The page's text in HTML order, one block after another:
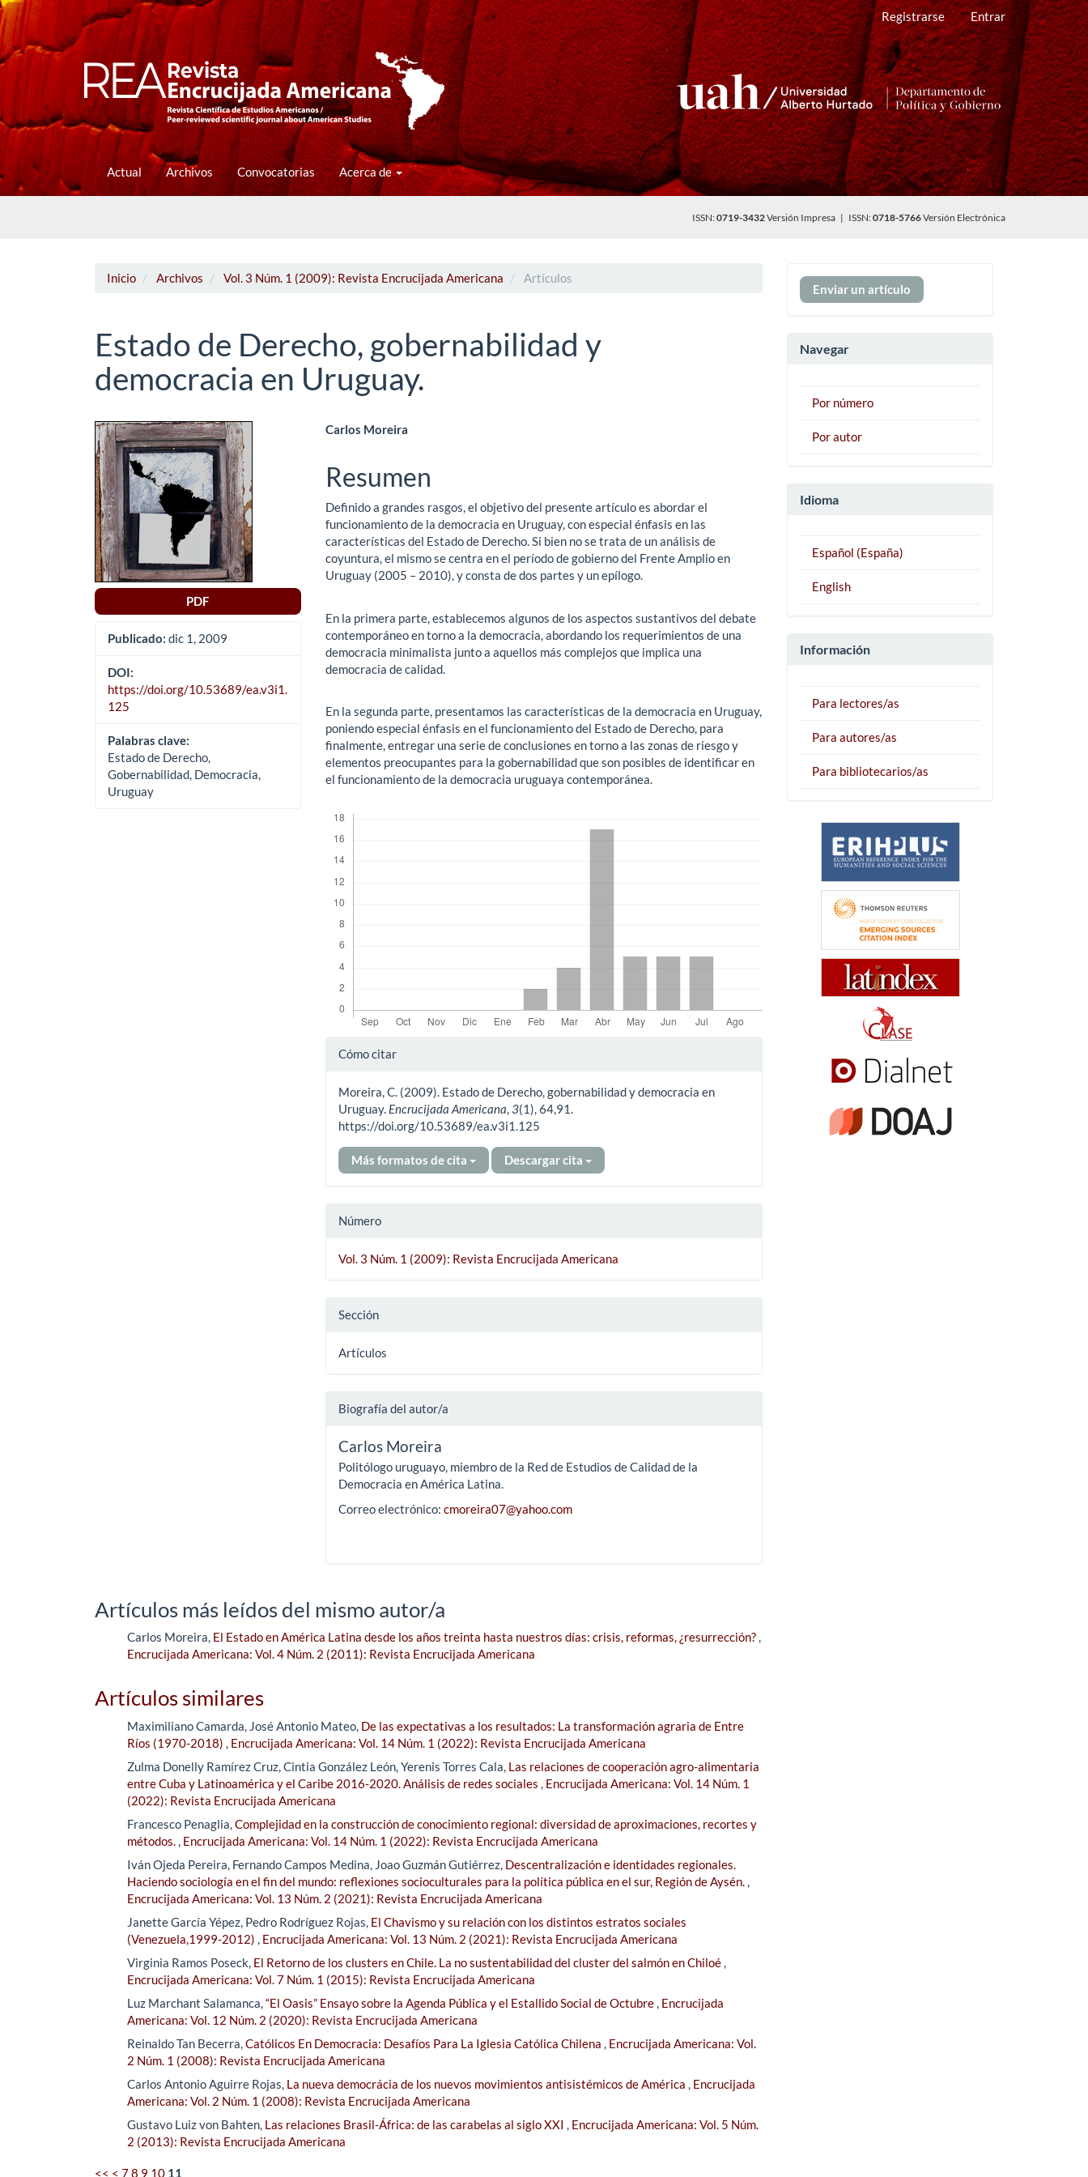
Navegación
Contenido
principal
Barra
Registrarse Entrar
Actual Archivos Convocatorias Acerca de
ISSN:0719-3432Versión Impresa | ISSN:0718-5766Versión Electrónica
Inicio Archivos Vol. 3 Núm. 1 (2009): Revista Encrucijada Americana Artículos
Estado de Derecho, gobernabilidad y
democracia en Uruguay.
Barra
lateral
del
artículo
PDF
Publicado: dic 1, 2009
DOI:
https://doi.org/10.53689/ea.v3i1.
125
Palabras clave:
Estado de Derecho,
Gobernabilidad, Democracia,
Uruguay
Contenido
principal
del
artículo
Carlos Moreira
Resumen
Definido a grandes rasgos, el objetivo del presente artículo es abordar el
funcionamiento de la democracia en Uruguay, con especial énfasis en las
características del Estado de Derecho. Si bien no se trata de un análisis de
coyuntura, el mismo se centra en el período de gobierno del Frente Amplio en
Uruguay (2005 – 2010), y consta de dos partes y un epílogo.
En la primera parte, establecemos algunos de los aspectos sustantivos del debate
contemporáneo en torno a la democracia, abordando los requerimientos de una
democracia minimalista junto a aquellos más complejos que implica una
democracia de calidad.
En la segunda parte, presentamos las características de la democracia en Uruguay,
poniendo especial énfasis en el funcionamiento del Estado de Derecho, para
finalmente, entregar una serie de conclusiones en torno a las zonas de riesgo y
elementos preocupantes para la gobernabilidad que son posibles de identificar en
el funcionamiento de la democracia uruguaya contemporánea.
Detalles
artículo
Cómo citar
Moreira, C. (2009). Estado de Derecho, gobernabilidad y democracia en
Uruguay. Encrucijada Americana 3(1), 64,91.
https://doi.org/10.53689/ea.v3i1.125
Más formatos de cita Descargar cita
Número
Vol. 3 Núm. 1 (2009): Revista Encrucijada Americana
Sección
Artículos
Biografía del autor/a
Carlos Moreira
Politólogo uruguayo, miembro de la Red de Estudios de Calidad de la
Democracia en América Latina.
Correo electrónico: cmoreira07@yahoo.com
Artículos más leídos del mismo autor/a
Carlos Moreira, El Estado en América Latina desde los años treinta hasta nuestros días: crisis, reformas, ¿resurrección?,
Encrucijada Americana: Vol. 4 Núm. 2 (2011): Revista Encrucijada Americana
Artículos similares
Maximiliano Camarda, José Antonio Mateo, De las expectativas a los resultados: La transformación agraria de Entre
Ríos (1970-2018)
Encrucijada Americana: Vol. 14 Núm. 1 (2022): Revista Encrucijada Americana
Zulma Donelly Ramírez Cruz, Cintia González León, Yerenis Torres Cala, Las relaciones de cooperación agro-alimentaria
entre Cuba y Latinoamérica y el Caribe 2016-2020. Análisis de redes sociales
Encrucijada Americana: Vol. 14 Núm. 1
(2022): Revista Encrucijada Americana
Francesco Penaglia, Complejidad en la construcción de conocimiento regional: diversidad de aproximaciones, recortes y
métodos.
Encrucijada Americana: Vol. 14 Núm. 1 (2022): Revista Encrucijada Americana
Iván Ojeda Pereira, Fernando Campos Medina, Joao Guzmán Gutiérrez, Descentralización e identidades regionales.
Haciendo sociología en el fin del mundo: reflexiones socioculturales para la política pública en el sur, Región de Aysén.
Encrucijada Americana: Vol. 13 Núm. 2 (2021): Revista Encrucijada Americana
Janette García Yépez, Pedro Rodríguez Rojas, El Chavismo y su relación con los distintos estratos sociales
(Venezuela,1999-2012)
Encrucijada Americana: Vol. 13 Núm. 2 (2021): Revista Encrucijada Americana
Virginia Ramos Poseck, El Retorno de los clusters en Chile. La no sustentabilidad del cluster del salmón en Chiloé
Encrucijada Americana: Vol. 7 Núm. 1 (2015): Revista Encrucijada Americana
Luz Marchant Salamanca, “El Oasis” Ensayo sobre la Agenda Pública y el Estallido Social de Octubre Encrucijada
Americana: Vol. 12 Núm. 2 (2020): Revista Encrucijada Americana
Reinaldo Tan Becerra, Católicos En Democracia: Desafíos Para La Iglesia Católica Chilena
Encrucijada Americana: Vol.
2 Núm. 1 (2008): Revista Encrucijada Americana
Carlos Antonio Aguirre Rojas, La nueva democrácia de los nuevos movimientos antisistémicos de América
Encrucijada
Americana: Vol. 2 Núm. 1 (2008): Revista Encrucijada Americana
Gustavo Luiz von Bahten, Las relaciones Brasil-África: de las carabelas al siglo XXI
Encrucijada Americana: Vol. 5 Núm.
2 (2013): Revista Encrucijada Americana
<< < 78 9 10 11
Enviar
un
Enviar un artículo
Navegar
Por número
Por autor
Idioma
Español (España)
English
Información
Para lectores/as
Para autores/as
Para bibliotecarios/as